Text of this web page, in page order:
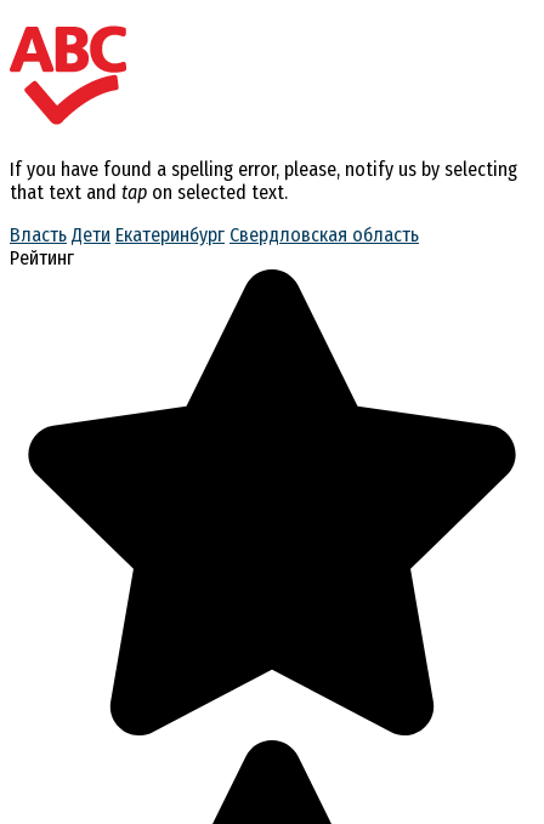
If you have found a spelling error, please, notify us by selecting
that text and tap on selected text.
Власть Дети Екатеринбург Свердловская область
Рейтинг